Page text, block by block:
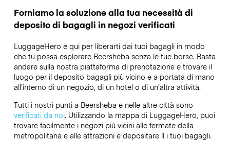
Forniamo la soluzione alla tua necessità di
deposito di bagagli in negozi verificati
LuggageHero è qui per liberarti dai tuoi bagagli in modo
che tu possa esplorare Beersheba senza le tue borse. Basta
andare sulla nostra piattaforma di prenotazione e trovare il
luogo per il deposito bagagli più vicino e a portata di mano
all’interno di un negozio, di un hotel o di un’altra attività.
Tutti i nostri punti a Beersheba e nelle altre città sono
verificati da noi. Utilizzando la mappa di LuggageHero, puoi
trovare facilmente i negozi più vicini alle fermate della
metropolitana e alle attrazioni e depositare lì i tuoi bagagli.